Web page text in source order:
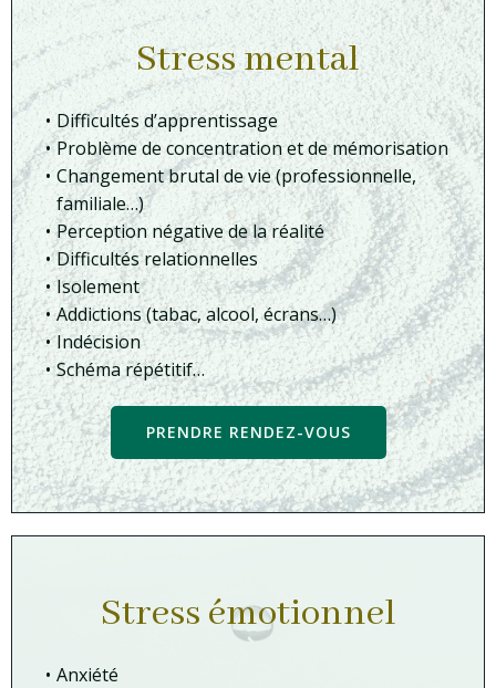
Stress mental
Difficultés d’apprentissage
Problème de concentration et de mémorisation
Changement brutal de vie (professionnelle,
familiale…)
Perception négative de la réalité
Difficultés relationnelles
Isolement
Addictions (tabac, alcool, écrans…)
Indécision
Schéma répétitif…
PRENDRE RENDEZ-VOUS
Stress émotionnel
Anxiété